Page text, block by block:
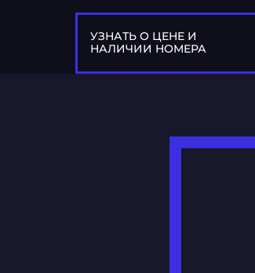
УЗНАТЬ О ЦЕНЕ И
НАЛИЧИИ НОМЕРА